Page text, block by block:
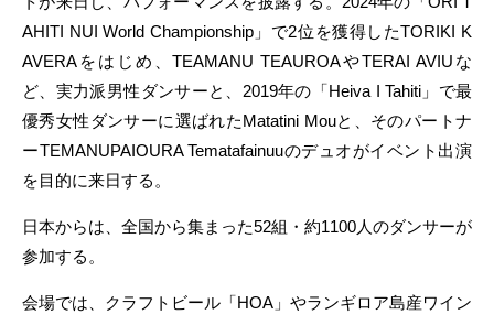
AHITI NUI World Championship」で2位を獲得したTORIKI K
AVERAをはじめ、TEAMANU TEAUROAやTERAI AVIUな
ど、実力派男性ダンサーと、2019年の「Heiva I Tahiti」で最
優秀女性ダンサーに選ばれたMatatini Mouと、そのパートナ
ーTEMANUPAIOURA Tematafainuuのデュオがイベント出演
を目的に来日する。
日本からは、全国から集まった52組・約1100人のダンサーが
参加する。
会場では、クラフトビール「HOA」やランギロア島産ワイン